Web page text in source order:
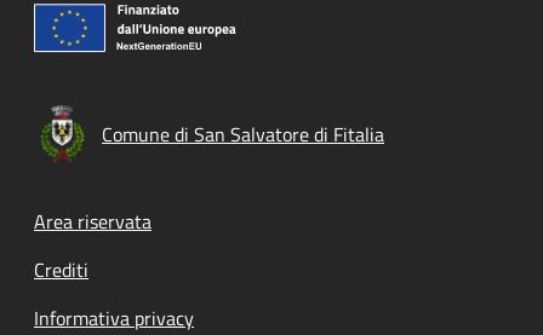
Comune di San Salvatore di Fitalia
Footer menu
Area riservata
Crediti
Informativa privacy